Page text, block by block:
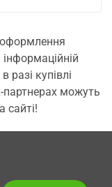
оформлення
разі купівлі
партнерах можуть
сайті!